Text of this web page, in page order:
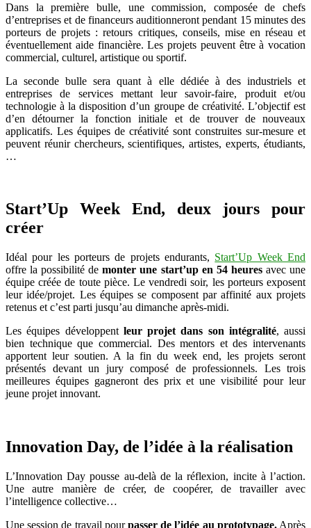
Dans la première bulle, une commission, composée de chefs
d’entreprises et de financeurs auditionneront pendant 15 minutes des
porteurs de projets : retours critiques, conseils, mise en réseau et
éventuellement aide financière. Les projets peuvent être à vocation
commercial, culturel, artistique ou sportif.
La seconde bulle sera quant à elle dédiée à des industriels et
entreprises de services mettant leur savoir-faire, produit et/ou
technologie à la disposition d’un groupe de créativité. L’objectif est
d’en détourner la fonction initiale et de trouver de nouveaux
applicatifs. Les équipes de créativité sont construites sur-mesure et
peuvent réunir chercheurs, scientifiques, artistes, experts, étudiants,
…
Start’Up Week End, deux jours pour
créer
Idéal pour les porteurs de projets endurants, Start’Up Week End
offre la possibilité demonter une start’up en 54 heuresavec une
équipe créée de toute pièce. Le vendredi soir, les porteurs exposent
leur idée/projet. Les équipes se composent par affinité aux projets
retenus et c’est parti jusqu’au dimanche après-midi.
Les équipes développent leur projet dans son intégralité, aussi
bien technique que commercial. Des mentors et des intervenants
apportent leur soutien. A la fin du week end, les projets seront
présentés devant un jury composé de professionnels. Les trois
meilleures équipes gagneront des prix et une visibilité pour leur
jeune projet innovant.
Innovation Day, de l’idée à la réalisation
L’Innovation Day pousse au-delà de la réflexion, incite à l’action.
Une autre manière de créer, de coopérer, de travailler avec
l’intelligence collective…
Une session de travail pourpasser de l’idée au prototypage.Après